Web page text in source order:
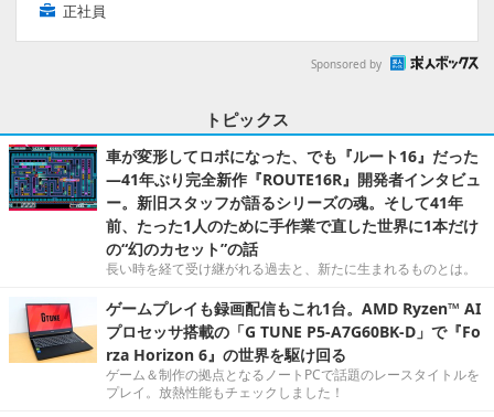
正社員
Sponsored by
トピックス
車が変形してロボになった、でも『ルート16』だった
―41年ぶり完全新作『ROUTE16R』開発者インタビュ
ー。新旧スタッフが語るシリーズの魂。そして41年
前、たった1人のために手作業で直した世界に1本だけ
の“幻のカセット”の話
長い時を経て受け継がれる過去と、新たに生まれるものとは。
ゲームプレイも録画配信もこれ1台。AMD Ryzen™ AI
プロセッサ搭載の「G TUNE P5-A7G60BK-D」で『Fo
rza Horizon 6』の世界を駆け回る
ゲーム＆制作の拠点となるノートPCで話題のレースタイトルを
プレイ。放熱性能もチェックしました！